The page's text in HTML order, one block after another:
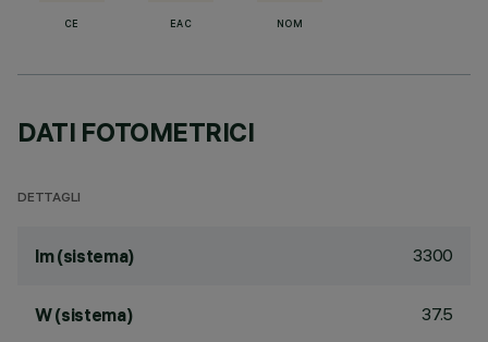
CE EAC NOM
DATI FOTOMETRICI
DETTAGLI
lm (sistema) 3300
W (sistema) 37.5